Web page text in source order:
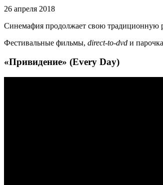
26 апреля 2018
Синемафия продолжает свою традиционную
Фестивальные фильмы, direct-to-dvd и
«Привидение» (Every Day)